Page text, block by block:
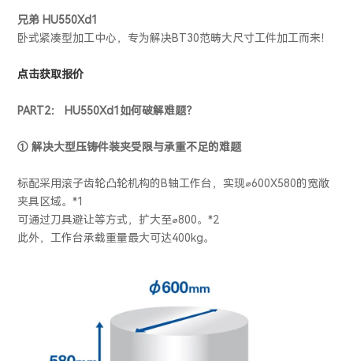
兄弟 HU550Xd1
卧式紧凑型加工中心，专为解决BT30范畴大尺寸工件加工而来！
点击获取报价
PART2： HU550Xd1如何破解难题？
① 解决大型压铸件装夹受限与承重不足的难题
标配采用滚子齿轮凸轮机构的B轴工作台，实现⌀600X580的宽敞
夹具区域。*1
可通过刀具避让等方式，扩大至⌀800。*2
此外，工作台承载重量最大可达400kg。